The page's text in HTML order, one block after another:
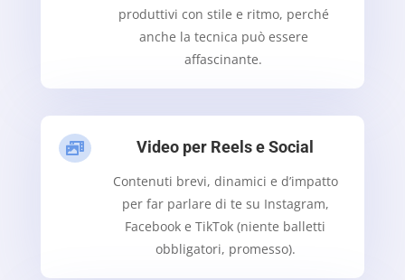
produttivi con stile e ritmo, perché
anche la tecnica può essere
affascinante.
 Video per Reels e Social
Contenuti brevi, dinamici e d’impatto
per far parlare di te su Instagram,
Facebook e TikTok (niente balletti
obbligatori, promesso).